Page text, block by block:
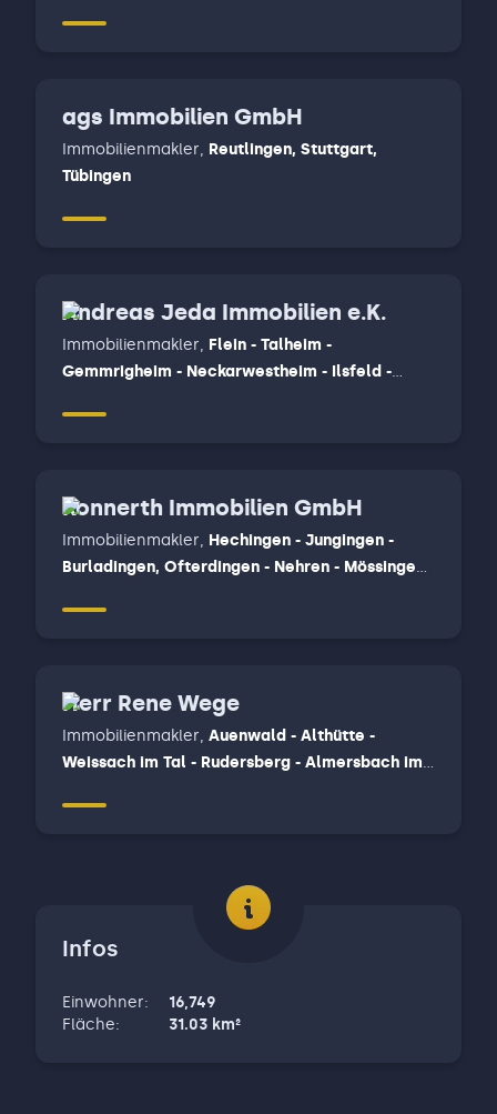
ags Immobilien GmbH
Immobilienmakler, Reutlingen, Stuttgart,
Tübingen
Andreas Jeda Immobilien e.K.
Immobilienmakler, Flein - Talheim -
Gemmrigheim - Neckarwestheim - Ilsfeld -
Konnerth Immobilien GmbH
Immobilienmakler, Hechingen - Jungingen -
Burladingen, Ofterdingen - Nehren - Mössingen,
Herr Rene Wege
Immobilienmakler, Auenwald - Althütte -
Weissach im Tal - Rudersberg - Almersbach im
Infos
Einwohner:
16,749
Fläche: 31.03 km²